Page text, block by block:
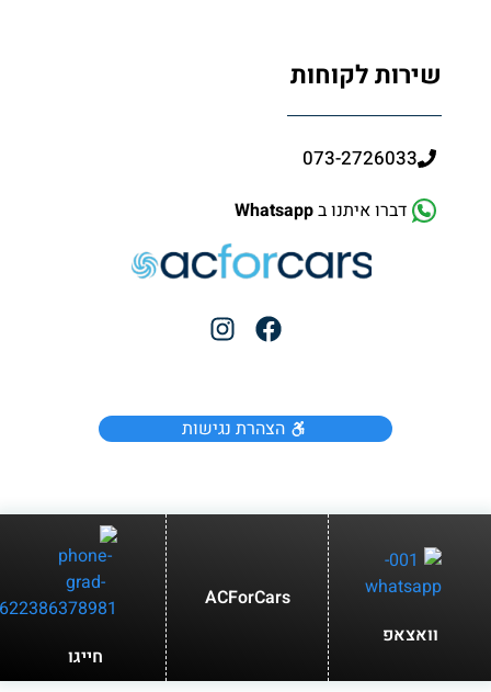
שירות לקוחות
073-2726033
דברו איתנו בWhatsapp
הצהרת נגישות
וואצאפ
ACForCars
חייגו